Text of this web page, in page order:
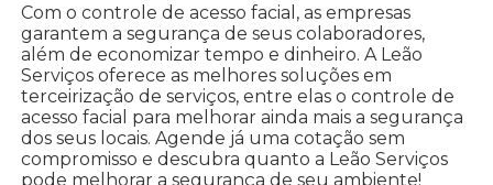
Com o controle de acesso facial, as empresas
garantem a segurança de seus colaboradores,
além de economizar tempo e dinheiro. A Leão
Serviços oferece as melhores soluções em
terceirização de serviços, entre elas o controle de
acesso facial para melhorar ainda mais a segurança
dos seus locais. Agende já uma cotação sem
compromisso e descubra quanto a Leão Serviços
pode melhorar a segurança de seu ambiente!